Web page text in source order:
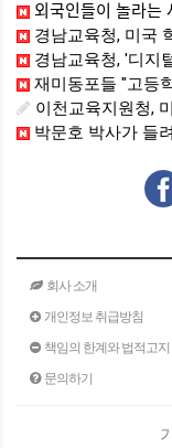
외국인들이 놀라는
경남교육청, 미국 학교·애플
경남교육청, '디지털 교육
재미동포들 "고등학교
이천교육지원청, 미국 산타클라라와 국
박문호 박사가 들려주는 과학사 속 결정적 순간들!
회사 소개
개인정보 취급방침
책임의 한계와 법적고지
문의하기